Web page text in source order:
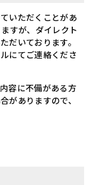
いただくことがあ
すが、ダイレクト
だいております。
にてご連絡くださ
容に不備がある方
がありますので、